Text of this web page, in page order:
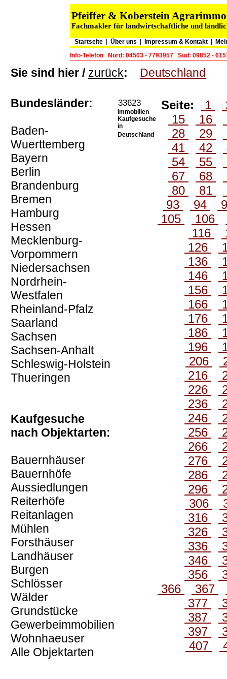
Pfeiffer & Koberstein
Fachmakler für landwirtschaftliche und
Startseite Über uns Impressum & Kontakt
Info-Telefon
Nord: 04503 - 7793957 Süd: 09852 -
Sie sind hier / zurück: Deutschland
Bundesländer:
Baden-
Wuerttemberg
Bayern
Berlin
Brandenburg
Bremen
Hamburg
Hessen
Mecklenburg-
Vorpommern
Niedersachsen
Nordrhein-
Westfalen
Rheinland-Pfalz
Saarland
Sachsen
Sachsen-Anhalt
Schleswig-Holstein
Thueringen
Kaufgesuche
nach Objektarten:
Bauernhäuser
Bauernhöfe
Aussiedlungen
Reiterhöfe
Reitanlagen
Mühlen
Forsthäuser
Landhäuser
Burgen
Schlösser
Wälder
Grundstücke
Gewerbeimmobilien
Wohnhaeuser
Alle Objektarten
33623
Immobilien
Kaufgesuche
in
Deutschland
Seite: 1
15
16
28
29
41
42
54
55
67
68
80
81
93
94
105
106
116
126
136
146
156
166
176
186
196
206
216
226
236
246
256
266
276
286
296
306
316
326
336
346
356
366
367
377
387
397
407